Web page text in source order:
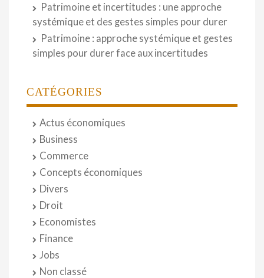
Patrimoine et incertitudes : une approche
systémique et des gestes simples pour durer
Patrimoine : approche systémique et gestes
simples pour durer face aux incertitudes
CATÉGORIES
Actus économiques
Business
Commerce
Concepts économiques
Divers
Droit
Economistes
Finance
Jobs
Non classé